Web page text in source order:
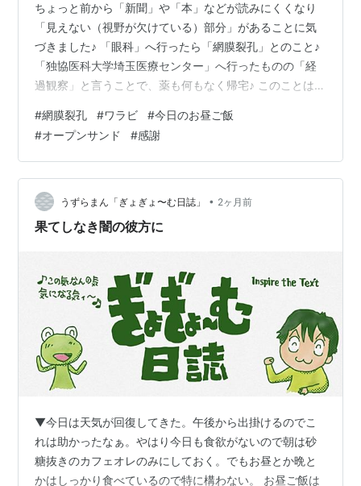
ちょっと前から「新聞」や「本」などが読みにくくなり
「見えない（視野が欠けている）部分」があることに気
づきました♪ 「眼科」へ行ったら「網膜裂孔」とのこと♪
「独協医科大学埼玉医療センター」へ行ったものの「経
過観察」と言うことで、薬も何もなく帰宅♪ このことは以
yukichanchaco.hatenadiary.com ところが、先週から最
初は小さな丸だった「視野」の欠けていた部分が なん
と！ ５～６ミリくらいの「ミジンコ」のように♪ 写真は
「スモールズー」さんからお借りしましたが まさにこん
な感じ♪ 黒い亀裂のような線の中は黄色なんです♪ そして
私が目を動かすのに合わ…
#網膜裂孔 #ワラビ #今日のお昼ご飯
#オープンサンド #感謝
うずらまん「ぎょぎょ〜む日誌」 • 2ヶ月前
果てしなき闇の彼方に
▼今日は天気が回復してきた。午後から出掛けるのでこ
れは助かったなぁ。やはり今日も食欲がないので朝は砂
糖抜きのカフェオレのみにしておく。でもお昼とか晩と
かはしっかり食べているので特に構わない。 お昼ご飯は